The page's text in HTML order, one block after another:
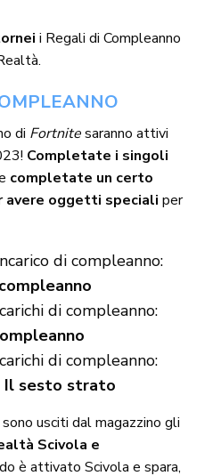
i Regali di Compleanno
di Fortnitesaranno attivi
Completate i singoli
completate un certo
avere oggetti speciali per
di compleanno:
di compleanno:
di compleanno:
Il sesto strato
usciti dal magazzino gli
Scivola e
è attivato Scivola e spara,